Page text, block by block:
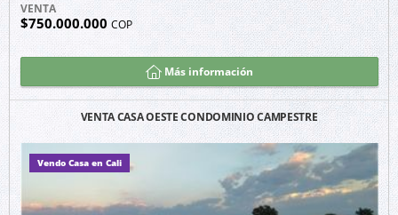
VENTA
$750.000.000COP
Más información
VENTA CASA OESTE CONDOMINIO CAMPESTRE
Vendo Casa en Cali